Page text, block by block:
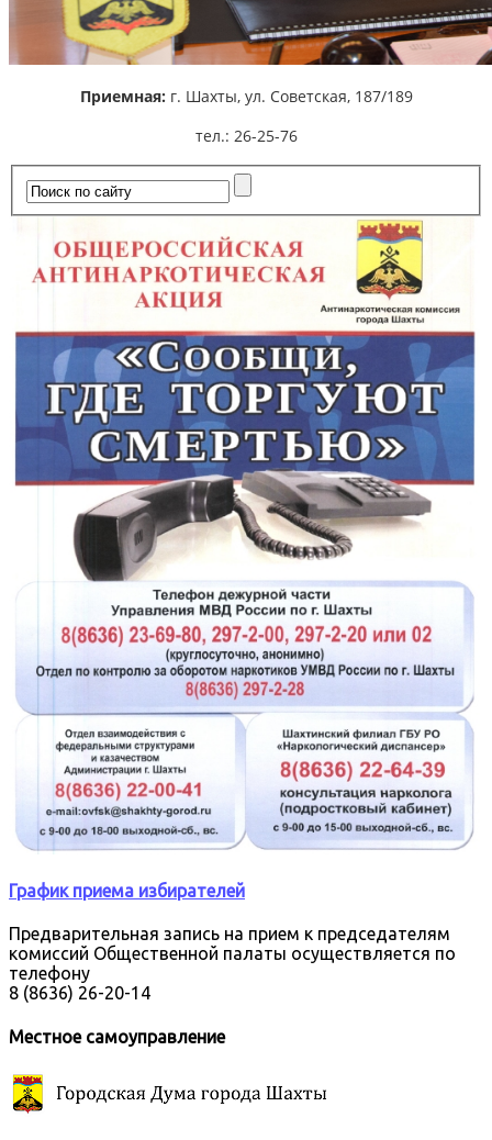
Приемная: г. Шахты, ул. Советская, 187/189
тел.: 26-25-76
График приема избирателей
Предварительная запись на прием к председателям
комиссий Общественной палаты осуществляется по
телефону
8 (8636) 26-20-14
Местное самоуправление